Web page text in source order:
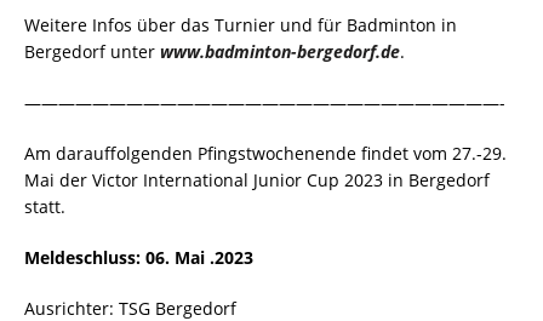
Weitere Infos über das Turnier und für Badminton in
Bergedorf unter www.badminton-bergedorf.de.
————————————————————————————-
Am darauffolgenden Pfingstwochenende findet vom 27.-29.
Mai der Victor International Junior Cup 2023 in Bergedorf
statt.
Meldeschluss: 06. Mai .2023
Ausrichter: TSG Bergedorf